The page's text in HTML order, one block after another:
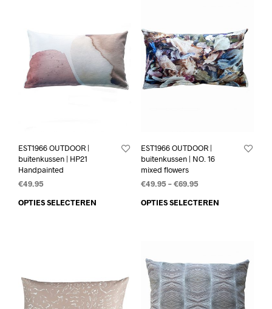
EST1966 OUTDOOR |
buitenkussen | HP21
Handpainted
€49.95
OPTIES SELECTEREN
EST1966 OUTDOOR |
buitenkussen | NO. 16
mixed flowers
€49.95–€69.95
OPTIES SELECTEREN